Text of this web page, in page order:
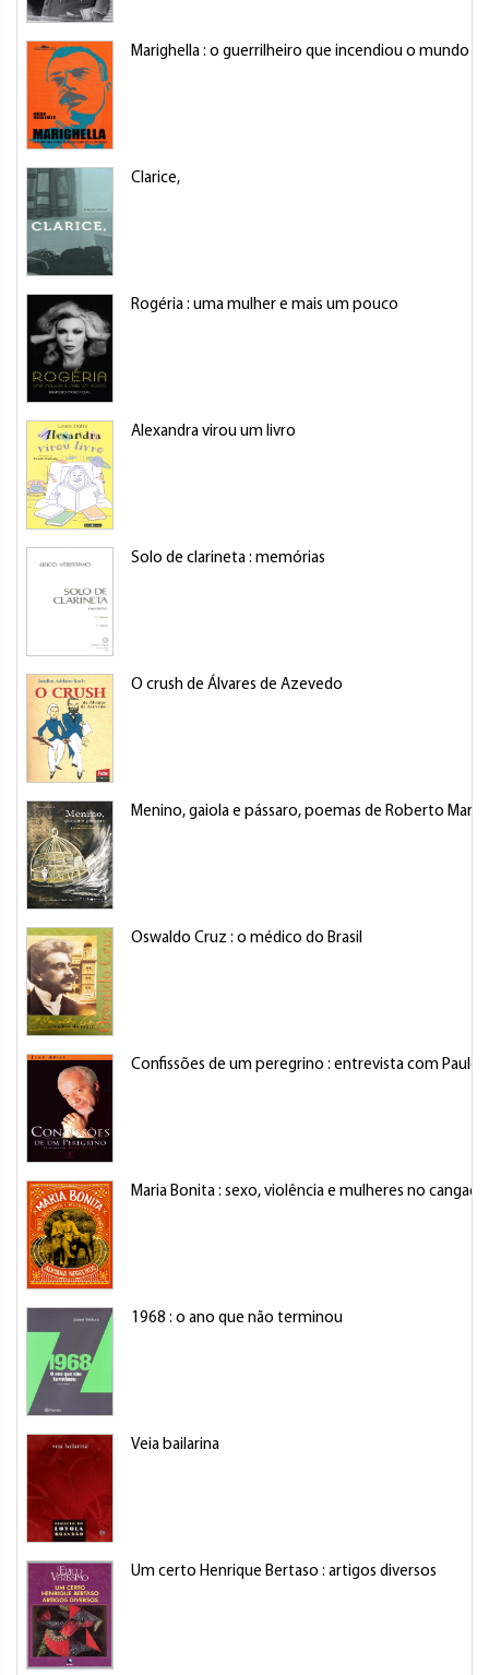
Marighella : o guerrilheiro que incendiou o mundo
Clarice,
Rogéria : uma mulher e mais um pouco
Alexandra virou um livro
Solo de clarineta : memórias
O crush de Álvares de Azevedo
Menino, gaiola e pássaro, poemas de Roberto
Oswaldo Cruz : o médico do Brasil
Confissões de um peregrino : entrevista com Paulo
Maria Bonita : sexo, violência e mulheres no cangaço
1968 : o ano que não terminou
Veia bailarina
Um certo Henrique Bertaso : artigos diversos